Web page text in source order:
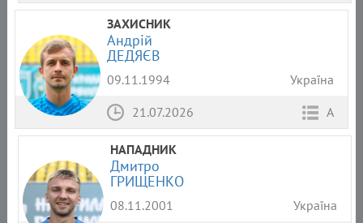
ЗАХИСНИК
Андрій
ДЕДЯЄВ
09.11.1994
Україна
21.07.2026
А
НАПАДНИК
Дмитро
ГРИЩЕНКО
08.11.2001
Україна